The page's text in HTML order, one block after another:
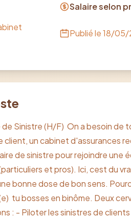
Salaire selon
Publié le18/05/
Sinistre (H/F)  On a besoin de
un cabinet d'assurances
de sinistre pour rejoindre une
et pros). Ici, cest du
bonne dose de bon sens.
 tu bosses en binôme. Deux
: - Piloter les sinistres de